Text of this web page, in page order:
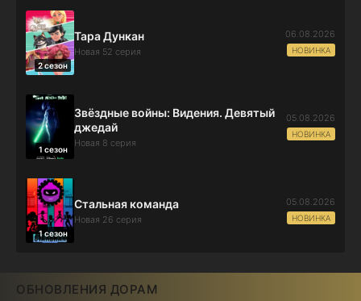
2 сезон
Тара Дункан
Новая 52 серия
06.08.2026
НОВИНКА
1 сезон
Звёздные войны: Видения. Девятый
джедай
Новая 8 серия
05.08.2026
НОВИНКА
1 сезон
Стальная команда
Новая 26 серия
05.08.2026
НОВИНКА
ОБНОВЛЕНИЯ ДОРАМ